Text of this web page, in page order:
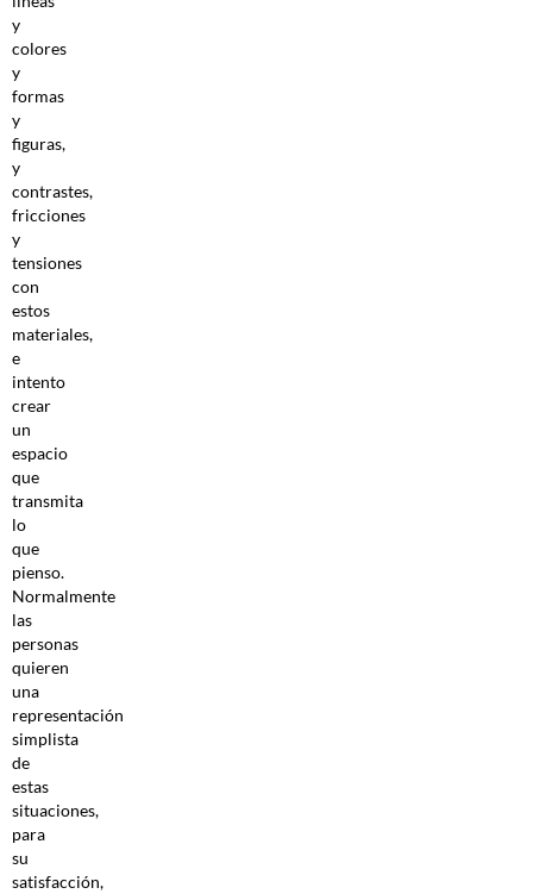
y
colores
y
formas
y
figuras,
y
contrastes,
fricciones
y
tensiones
con
estos
materiales,
e
intento
crear
un
espacio
que
transmita
lo
que
pienso.
Normalmente
las
personas
quieren
una
representación
simplista
de
estas
situaciones,
para
su
satisfacción,